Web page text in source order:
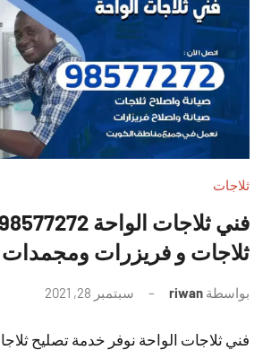
ثلاجات
ثلاجات و فريزرات ومجمدات
بواسطة riwan سبتمبر 28, 2021
تعليقاتفني ثلاجات الواحة نوفر خدمة تصليح